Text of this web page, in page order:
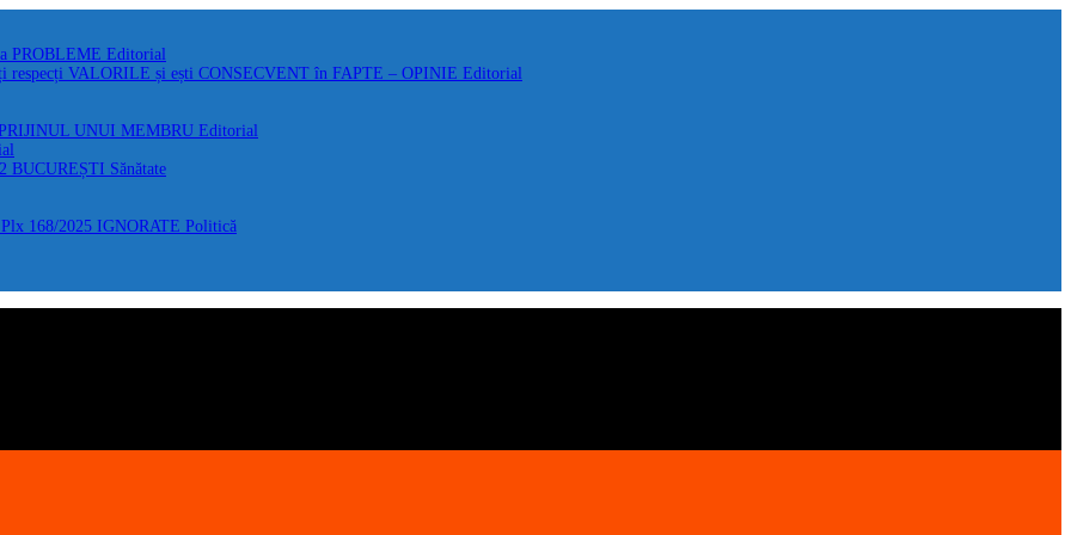
PROBLEME Editorial
VALORILE și ești CONSECVENT în FAPTE – OPINIE Editorial
UNUI MEMBRU Editorial
BUCUREȘTI Sănătate
168/2025 IGNORATE Politică